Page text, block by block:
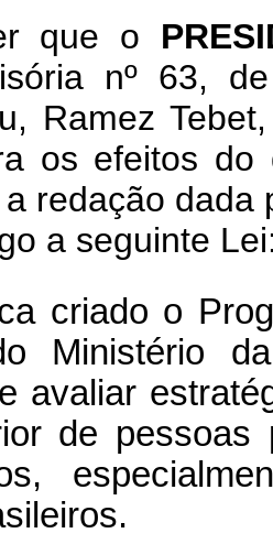
que o
nº 63,
Ramez
os efeitos
redação dada
a seguinte
criado o
Ministério
avaliar
de pessoas